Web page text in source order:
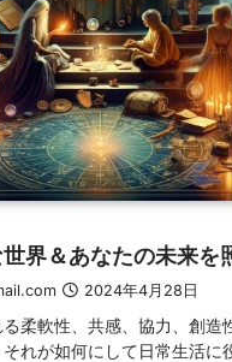
界＆あなたの未来を
2024年4月28日
柔軟性、共感、協力、創造
れが如何にして日常生活に